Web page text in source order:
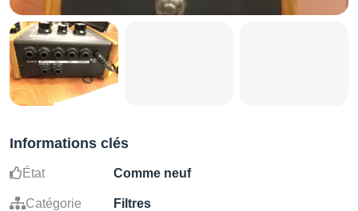
Informations clés
État Comme neuf
Catégorie Filtres